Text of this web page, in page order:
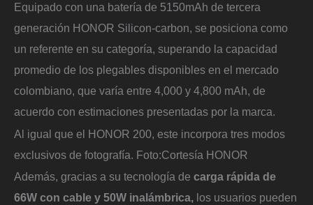
Equipado con una batería de 5150mAh de tercera
generación HONOR Silicon-carbon, se posiciona como
un referente en su categoría, superando la capacidad
promedio de los plegables disponibles en el mercado
colombiano, que varía entre 4,000 y 4,800 mAh, de
acuerdo con estimaciones presentadas por la marca.
Al igual que el HONOR 200, este incorpora tres modos
exclusivos de fotografía. Foto:Cortesía HONOR
Además, gracias a su tecnología de carga rápida de
66W con cable y 50W inalámbrica, los usuarios pueden